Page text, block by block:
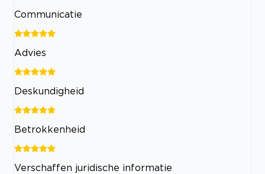
Communicatie
Advies
Deskundigheid
Betrokkenheid
Verschaffen juridische informatie